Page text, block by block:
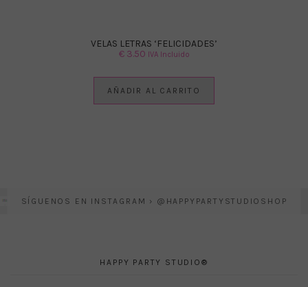
VELAS LETRAS ‘FELICIDADES’
€3.50 IVA Incluido
AÑADIR AL CARRITO
SÍGUENOS EN INSTAGRAM › @HAPPYPARTYSTUDIOSHOP
HAPPY PARTY STUDIO®